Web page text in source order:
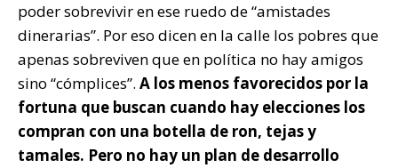
poder sobrevivir en ese ruedo de “amistades
dinerarias”. Por eso dicen en la calle los pobres que
apenas sobreviven que en política no hay amigos
sino “cómplices”. A los menos favorecidos por la
fortuna que buscan cuando hay elecciones los
compran con una botella de ron, tejas y
tamales. Pero no hay un plan de desarrollo